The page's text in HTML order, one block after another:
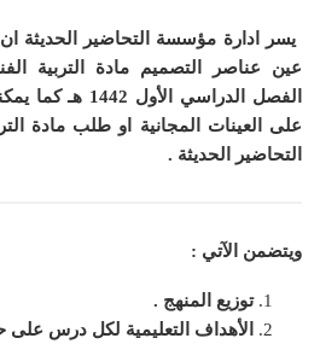
يسر ادارة مؤسسة التحاضير الحديثة ان
عين عناصر التصميم مادة التربية
الفصل الدراسي الأول 1442 هـ
كما
على العينات المجانية او طلب مادة
التحاضير الحديثة .
ويتضمن الآتي :
توزيع المنهج .
الأهداف التعليمية لكل درس